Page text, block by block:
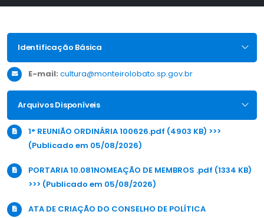
Identificação Básica
E-mail: cultura@monteirolobato.sp.gov.br
Arquivos Disponíveis
1° REUNIÃO ORDINÁRIA 100626.pdf (4903 KB) >>>
(Publicado em 05/08/2026)
PORTARIA 10.081NOMEAÇÃO DE MEMBROS .pdf (1334 KB)
>>> (Publicado em 05/08/2026)
ATA DE CRIAÇÃO DO CONSELHO DE POLÍTICA